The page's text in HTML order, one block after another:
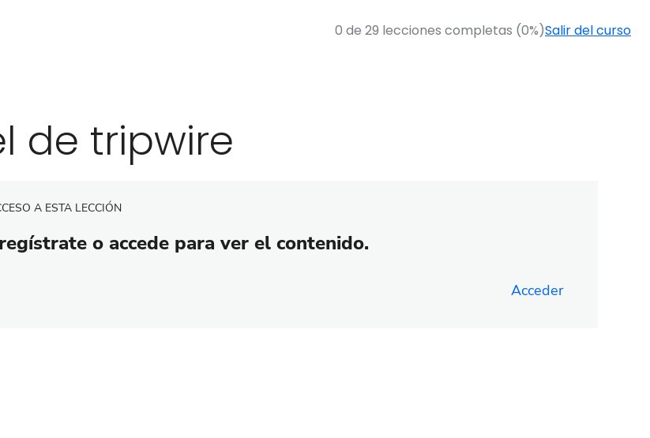
0 de 29 lecciones completas (0%)Salir del curso
de tripwire
A ESTA LECCIÓN
o accede para ver el contenido.
Acceder